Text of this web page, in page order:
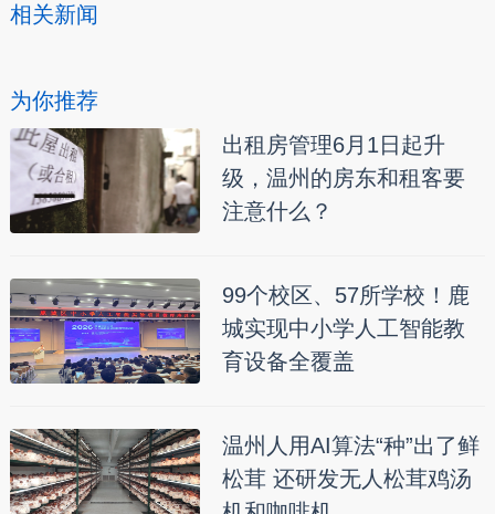
相关新闻
为你推荐
出租房管理6月1日起升
级，温州的房东和租客要
注意什么？
99个校区、57所学校！鹿
城实现中小学人工智能教
育设备全覆盖
温州人用AI算法“种”出了鲜
松茸 还研发无人松茸鸡汤